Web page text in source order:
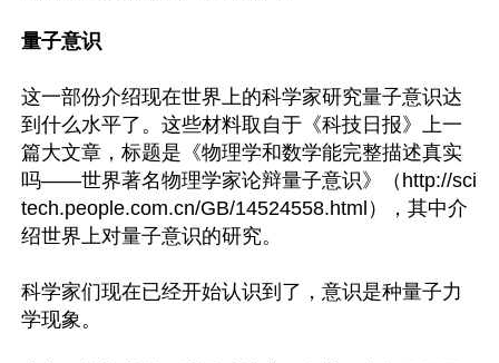
量子意识
这一部份介绍现在世界上的科学家研究量子意识达
到什么水平了。这些材料取自于《科技日报》上一
篇大文章，标题是《物理学和数学能完整描述真实
吗——世界著名物理学家论辩量子意识》（http://sci
tech.people.com.cn/GB/14524558.html），其中介
绍世界上对量子意识的研究。
科学家们现在已经开始认识到了，意识是种量子力
学现象。